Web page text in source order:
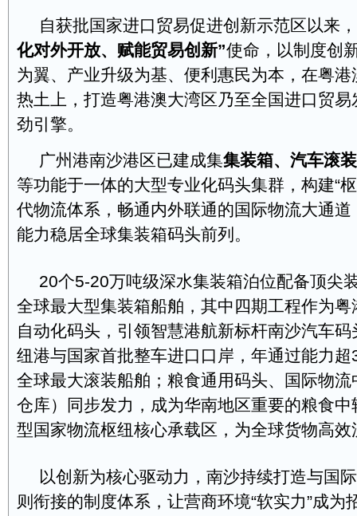
自获批国家进口贸易促进创新示范区以来
化对外开放、赋能贸易创新”使命，以制度创
为翼、产业升级为基、便利惠民为本，在粤
热土上，打造粤港澳大湾区乃至全国进口贸
劲引擎。
广州港南沙港区已建成集集装箱、汽车滚
等功能于一体的大型专业化码头集群，构建“
代物流体系，畅通内外联通的国际物流大通
能力稳居全球集装箱码头前列。
20个5-20万吨级深水集装箱泊位配备顶尖
全球最大型集装箱船舶，其中四期工程作为
自动化码头，引领智慧港航新标杆南沙汽车
纽港与国家首批整车进口口岸，年通过能力
全球最大滚装船舶；粮食通用码头、国际物
仓库）同步发力，成为华南地区重要的粮食
型国家物流枢纽核心承载区，为全球货物高
以创新为核心驱动力，南沙持续打造与国
则衔接的制度体系，让营商环境“软实力”成为